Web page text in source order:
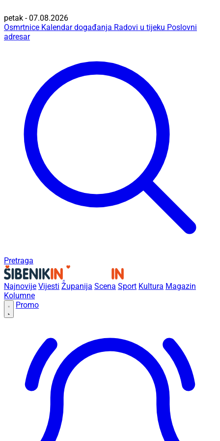
petak - 07.08.2026
Osmrtnice Kalendar događanja Radovi u tijeku Poslovni
adresar
Pretraga
Najnovije Vijesti Županija Scena Sport Kultura Magazin
Kolumne
Promo